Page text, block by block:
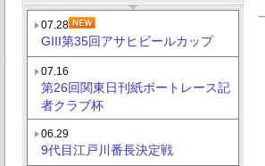
07.28
GIII第35回アサヒビールカップ
07.16
第26回関東日刊紙ボートレース記
者クラブ杯
06.29
9代目江戸川番長決定戦